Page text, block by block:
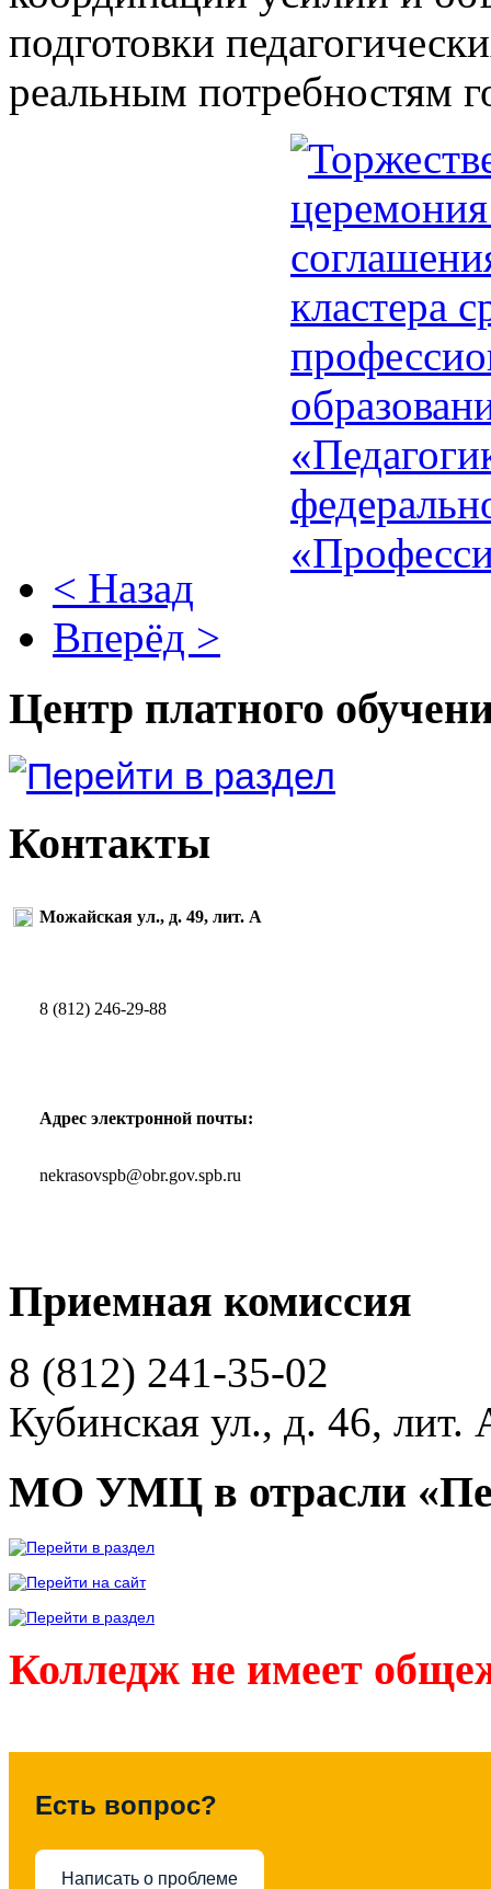
подготовки
реальным потребностям
< Назад
Вперёд >
Центр платного
Контакты
Можайская ул., д. 49, лит. А
8 (812) 246-29-88
Адрес электронной почты:
nekrasovspb@obr.gov.spb.ru
Приемная комиссия
8 (812) 241-35-02
Кубинская ул., д. 46, лит.
МО УМЦ в отрасли
Колледж не имеет
Есть вопрос?
Написать о проблеме